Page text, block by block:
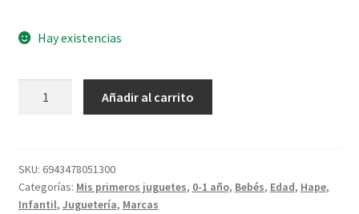
Hay existencias
Añadir al carrito
SKU: 6943478051300
Categorías: Mis primeros juguetes, 0-1 año, Bebés, Edad, Hape,
Infantil, Juguetería, Marcas